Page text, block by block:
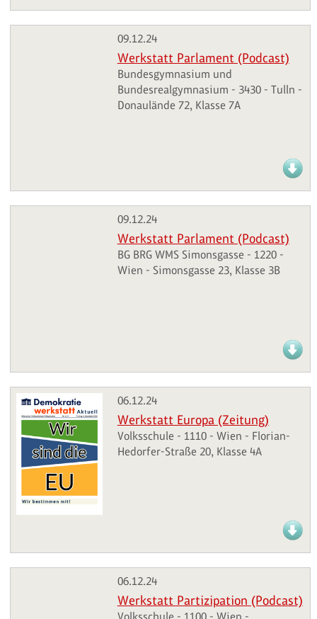
09.12.24
Werkstatt Parlament (Podcast)
Bundesgymnasium und
Bundesrealgymnasium - 3430 - Tulln -
Donaulände 72, Klasse 7A
09.12.24
Werkstatt Parlament (Podcast)
BG BRG WMS Simonsgasse - 1220 -
Wien - Simonsgasse 23, Klasse 3B
06.12.24
Werkstatt Europa (Zeitung)
Volksschule - 1110 - Wien - Florian-
Hedorfer-Straße 20, Klasse 4A
06.12.24
Werkstatt Partizipation (Podcast)